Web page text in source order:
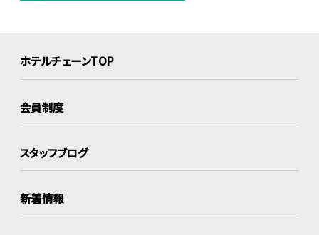
ホテルチェーンTOP
会員制度
スタッフブログ
新着情報